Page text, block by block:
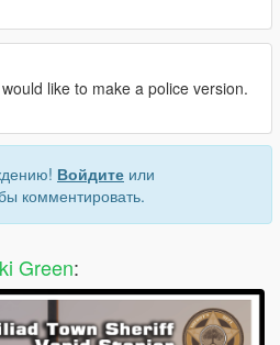
like to make a police version.
Войдите или
комментировать.
Green: